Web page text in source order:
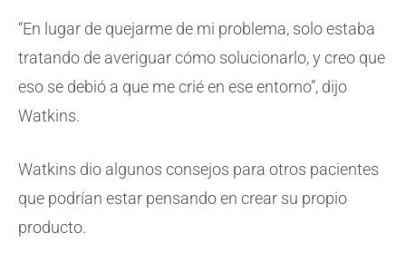
“En lugar de quejarme de mi problema, solo estaba
tratando de averiguar cómo solucionarlo, y creo que
eso se debió a que me crié en ese entorno”, dijo
Watkins.
Watkins dio algunos consejos para otros pacientes
que podrían estar pensando en crear su propio
producto.